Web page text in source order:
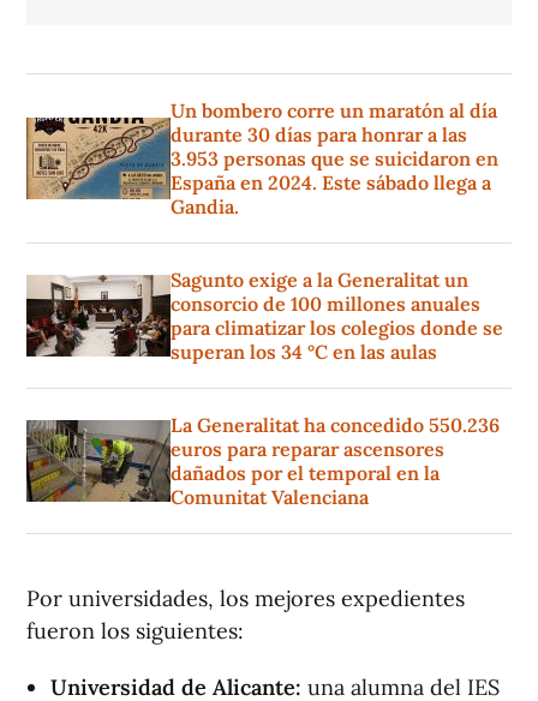
Un bombero corre un maratón al día
durante 30 días para honrar a las
3.953 personas que se suicidaron en
España en 2024. Este sábado llega a
Gandia.
Sagunto exige a la Generalitat un
consorcio de 100 millones anuales
para climatizar los colegios donde se
superan los 34 °C en las aulas
La Generalitat ha concedido 550.236
euros para reparar ascensores
dañados por el temporal en la
Comunitat Valenciana
Por universidades, los mejores expedientes
fueron los siguientes:
Universidad de Alicante: una alumna del IES